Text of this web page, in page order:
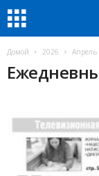
Домой 2026 Апрель